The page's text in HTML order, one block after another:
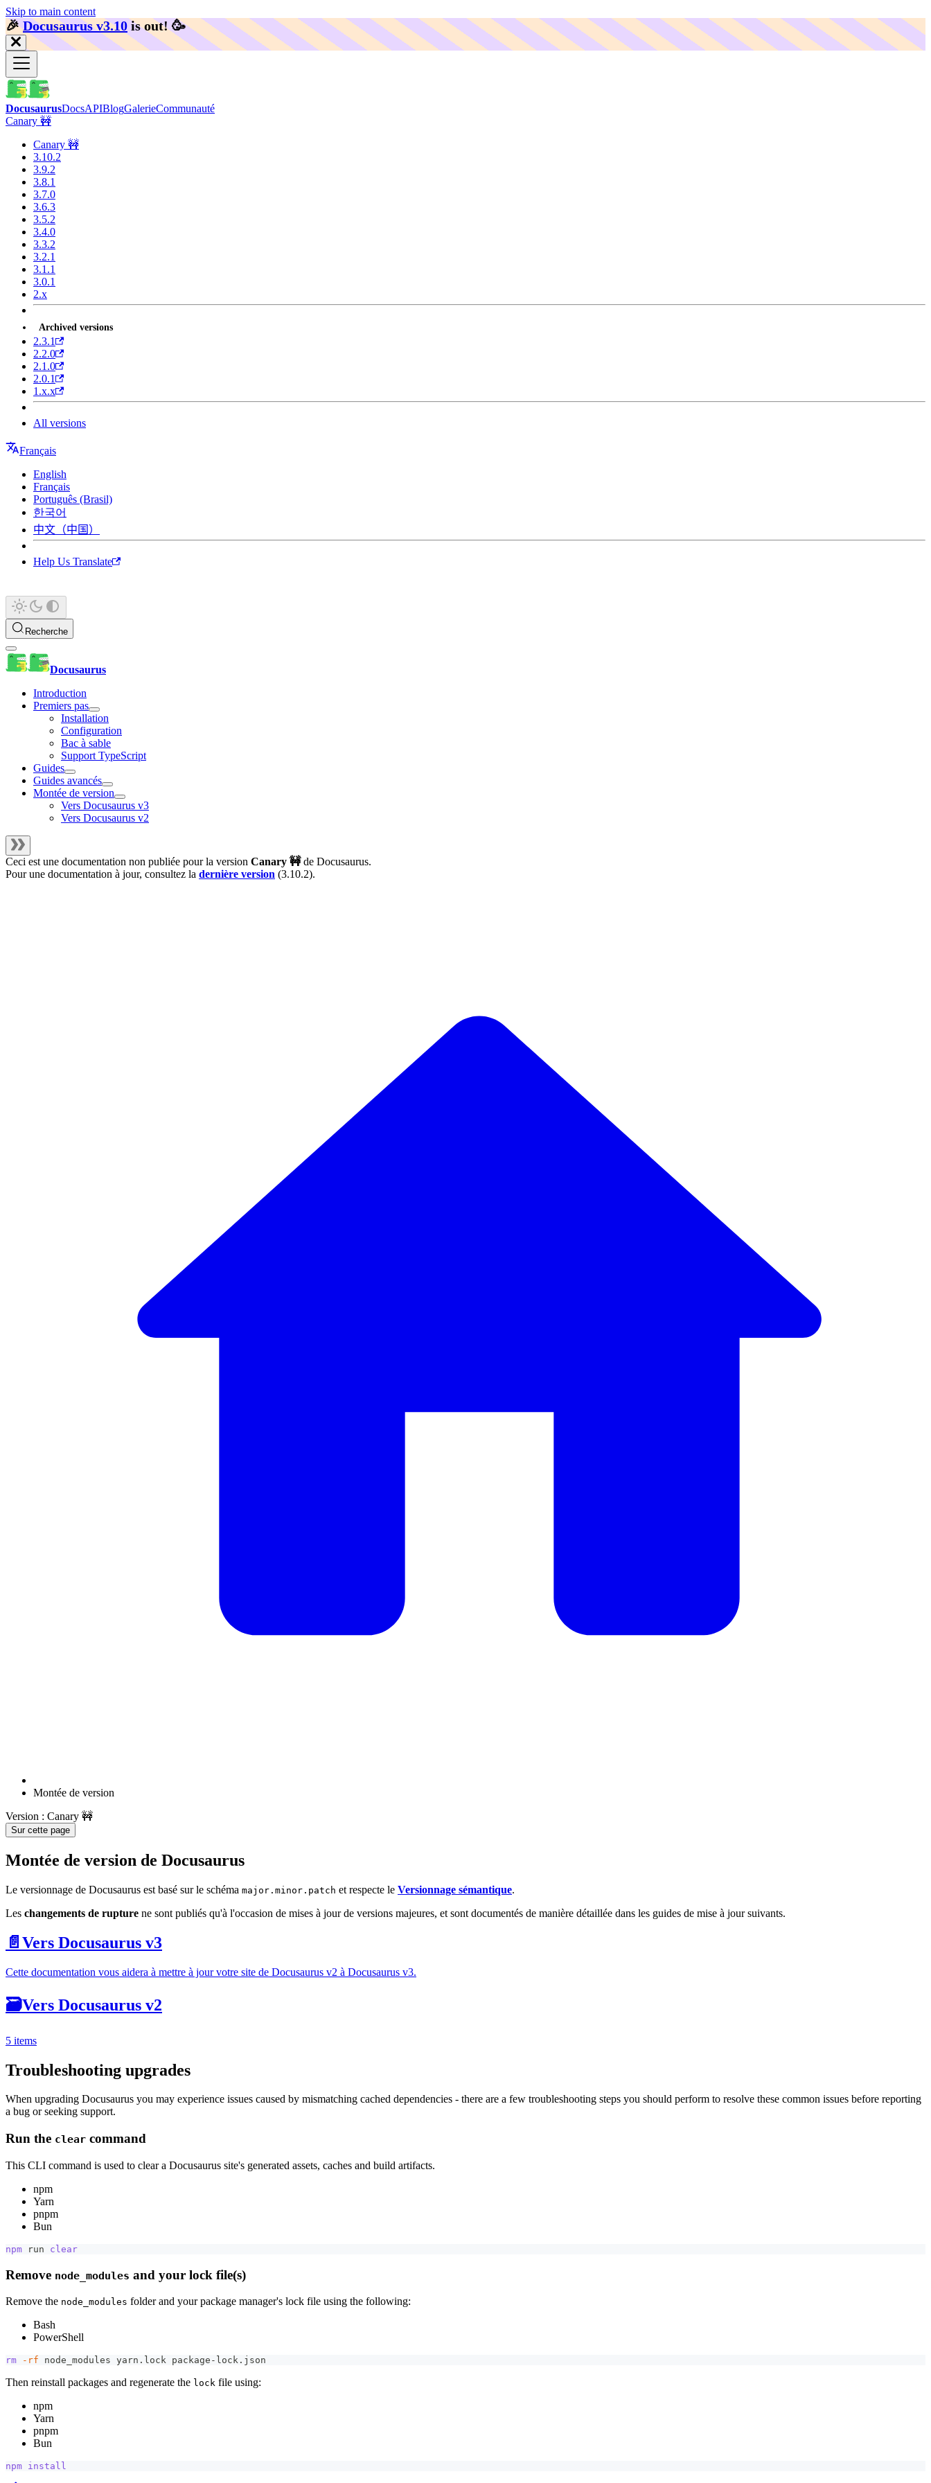
Skip to main content
🎉️Docusaurus v3.10 is out! 🥳️
DocusaurusDocsAPIBlogGalerieCommunauté
Canary 🚧
Canary 🚧
3.10.2
3.9.2
3.8.1
3.7.0
3.6.3
3.5.2
3.4.0
3.3.2
3.2.1
3.1.1
3.0.1
2.x
Archived versions
2.3.1
2.2.0
2.1.0
2.0.1
1.x.x
All versions
Français
English
Français
Português (Brasil)
한국어
中文（中国）
Help Us Translate
Recherche
Docusaurus
Introduction
Premiers pas
Installation
Configuration
Bac à sable
Support TypeScript
Guides
Guides avancés
Montée de version
Vers Docusaurus v3
Vers Docusaurus v2
Ceci est une documentation non publiée pour la version Canary 🚧de Docusaurus.
Pour une documentation à jour, consultez la dernière version (3.10.2).
Montée de version
Version : Canary 🚧
Sur cette page
Montée de version de Docusaurus
Le versionnage de Docusaurus est basé sur le schéma major.minor.patch et respecte le Versionnage sémantique.
Les changements de rupture ne sont publiés qu'à l'occasion de mises à jour de versions majeures, et sont documentés de manière détaillée dans les guides de mise à jour suivants.
📄️ Vers Docusaurus v3
Cette documentation vous aidera à mettre à jour votre site de Docusaurus v2 à Docusaurus v3.
🗃️Vers Docusaurus v2
5 items
Troubleshooting upgrades
When upgrading Docusaurus you may experience issues caused by mismatching cached dependencies - there are a few troubleshooting steps you should perform to resolve these common issues before reporting
a bug or seeking support.
Run the clear command
This CLI command is used to clear a Docusaurus site's generated assets, caches and build artifacts.
npm
Yarn
pnpm
Bun
npm run clear
Remove node_modules and your lock file(s)
Remove the node_modules folder and your package manager's lock file using the following:
Bash
PowerShell
rm -rf node_modules yarn.lock package-lock.json
Then reinstall packages and regenerate the lock file using:
npm
Yarn
pnpm
Bun
npm install